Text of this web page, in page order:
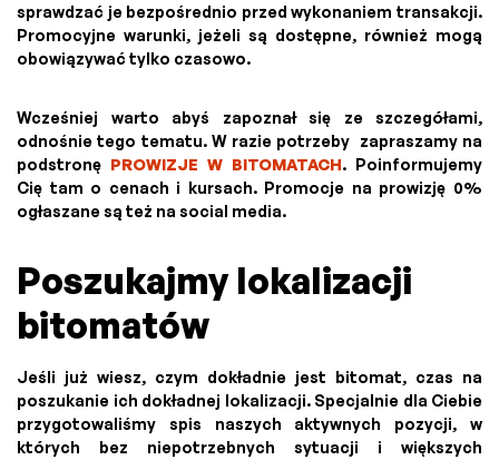
sprawdzać je bezpośrednio przed wykonaniem transakcji.
Promocyjne warunki, jeżeli są dostępne, również mogą
obowiązywać tylko czasowo.
Wcześniej warto abyś zapoznał się ze szczegółami,
odnośnie tego tematu. W razie potrzeby zapraszamy na
podstronę PROWIZJE W BITOMATACH. Poinformujemy
Cię tam o cenach i kursach. Promocje na prowizję 0%
ogłaszane są też na social media.
Poszukajmy lokalizacji
bitomatów
Jeśli już wiesz, czym dokładnie jest bitomat, czas na
poszukanie ich dokładnej lokalizacji. Specjalnie dla Ciebie
przygotowaliśmy spis naszych aktywnych pozycji, w
których bez niepotrzebnych sytuacji i większych